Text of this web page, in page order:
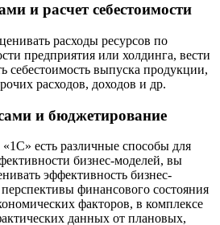
и расчет себестоимости
расходы ресурсов по
предприятия или холдинга, вести
себестоимость выпуска продукции,
расходов, доходов и др.
и бюджетирование
есть различные способы для
бизнес-моделей, вы
эффективность бизнес-
финансового состояния
факторов, в комплексе
данных от плановых,